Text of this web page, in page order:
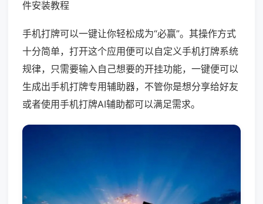
件安装教程
手机打牌可以一键让你轻松成为“必赢”。其操作方式
十分简单，打开这个应用便可以自定义手机打牌系统
规律，只需要输入自己想要的开挂功能，一键便可以
生成出手机打牌专用辅助器，不管你是想分享给好友
或者使用手机打牌AI辅助都可以满足需求。